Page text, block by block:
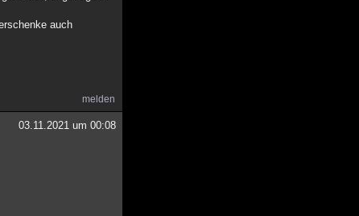
auch
melden
03.11.2021 um 00:08